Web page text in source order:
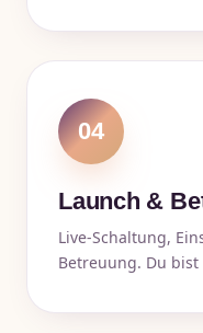
04
Launch &
Live-Schaltung,
Betreuung. Du